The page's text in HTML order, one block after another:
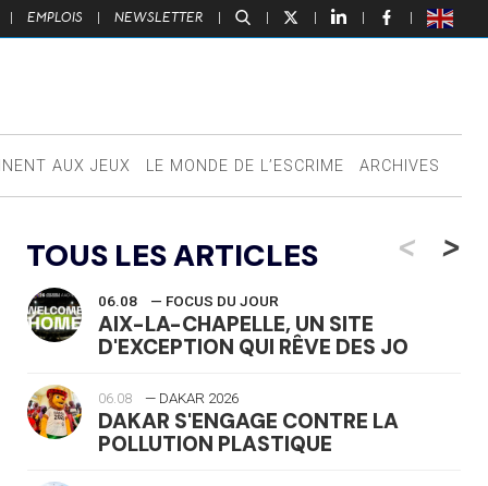
| EMPLOIS | NEWSLETTER | | | | |
AUX JEUX LE MONDE DE L’ESCRIME ARCHIVES
TOUS LES ARTICLES <
06.08 — FOCUS DU JOUR
AIX-LA-CHAPELLE, UN SITE
D'EXCEPTION QUI RÊVE DES JO
06.08 — DAKAR 2026
DAKAR S'ENGAGE CONTRE LA
POLLUTION PLASTIQUE
>